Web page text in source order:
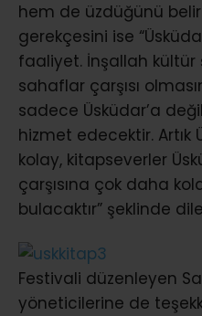
hem de üzdüğünü
gerekçesini ise
faaliyet. İnşallah kültür
sahaflar çarşısı
sadece Üsküdar’a
hizmet edecektir. Artık
kolay, kitapseverler
çarşısına çok daha
bulacaktır” şeklinde
Festivali düzenleyen
yöneticilerine de